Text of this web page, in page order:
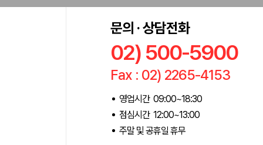
문의 · 상담전화
02) 500-5900
Fax : 02) 2265-4153
영업시간 09:00~18:30
점심시간 12:00~13:00
주말 및 공휴일 휴무